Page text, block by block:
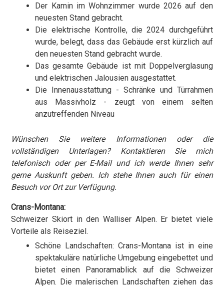
Der Kamin im Wohnzimmer wurde 2026 auf den
neuesten Stand gebracht.
Die elektrische Kontrolle, die 2024 durchgeführt
wurde, belegt, dass das Gebäude erst kürzlich auf
den neuesten Stand gebracht wurde.
Das gesamte Gebäude ist mit Doppelverglasung
und elektrischen Jalousien ausgestattet.
Die Innenausstattung - Schränke und Türrahmen
aus Massivholz - zeugt von einem selten
anzutreffenden Niveau
Wünschen Sie weitere Informationen oder die
vollständigen Unterlagen? Kontaktieren Sie mich
telefonisch oder per E-Mail und ich werde Ihnen sehr
gerne Auskunft geben. Ich stehe Ihnen auch für einen
Besuch vor Ort zur Verfügung.
Crans-Montana:
Schweizer Skiort in den Walliser Alpen. Er bietet viele
Vorteile als Reiseziel.
Schöne Landschaften: Crans-Montana ist in eine
spektakuläre natürliche Umgebung eingebettet und
bietet einen Panoramablick auf die Schweizer
Alpen. Die malerischen Landschaften ziehen das